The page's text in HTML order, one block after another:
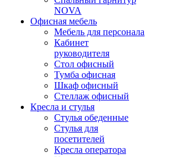
NOVA
Офисная мебель
Мебель для персонала
Кабинет
руководителя
Стол офисный
Тумба офисная
Шкаф офисный
Стеллаж офисный
Кресла и стулья
Стулья обеденные
Стулья для
посетителей
Кресла оператора